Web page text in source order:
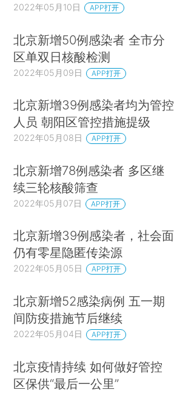
2022年05月10日 APP打开
北京新增50例感染者 全市分
区单双日核酸检测
2022年05月09日 APP打开
北京新增39例感染者均为管控
人员 朝阳区管控措施提级
2022年05月08日 APP打开
北京新增78例感染者 多区继
续三轮核酸筛查
2022年05月07日 APP打开
北京新增39例感染者，社会面
仍有零星隐匿传染源
2022年05月05日 APP打开
北京新增52感染病例 五一期
间防疫措施节后继续
2022年05月04日 APP打开
北京疫情持续 如何做好管控
区保供“最后一公里”